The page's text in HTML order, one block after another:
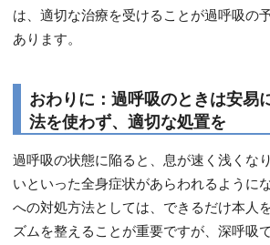
は、適切な治療を受けることが過呼吸の
あります。
おわりに：過呼吸のときは安易
法を使わず、適切な処置を
過呼吸の状態に陥ると、息が速く浅くな
いといった全身症状があらわれるように
への対処方法としては、できるだけ本人
ズムを整えることが重要ですが、深呼吸